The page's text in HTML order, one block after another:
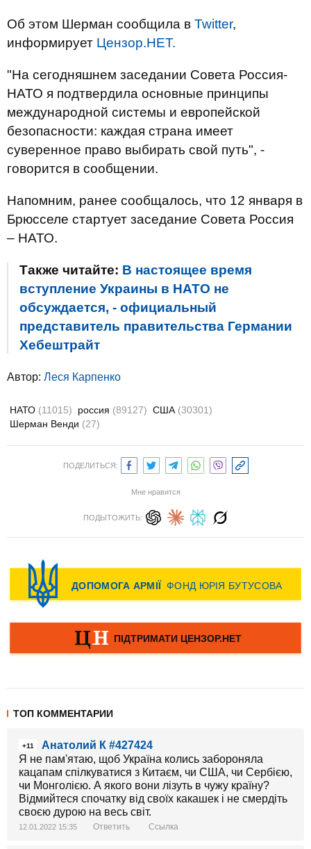
Об этом Шерман сообщила в Twitter,
информирует Цензор.НЕТ.
"На сегодняшнем заседании Совета Россия-
НАТО я подтвердила основные принципы
международной системы и европейской
безопасности: каждая страна имеет
суверенное право выбирать свой путь", -
говорится в сообщении.
Напомним, ранее сообщалось, что 12 января в
Брюсселе стартует заседание Совета Россия
– НАТО.
Также читайте: В настоящее время
вступление Украины в НАТО не
обсуждается, - официальный
представитель правительства Германии
Хебештрайт
Автор: Леся Карпенко
НАТО (11015) россия (89127) США (30301)
Шерман Венди (27)
ПОДЕЛИТЬСЯ:
Мне нравится
ПОДЫТОЖИТЬ:
ТОП КОММЕНТАРИИ
+11
Анатолий К #427424
Я не пам'ятаю, щоб Україна колись забороняла
кацапам спілкуватися з Китаєм, чи США, чи Сербією,
чи Монголією. А якого вони лізуть в чужу країну?
Відмийтеся спочатку від своїх какашек і не смердіть
своєю дурою на весь світ.
12.01.2022 15:35 Ответить Ссылка